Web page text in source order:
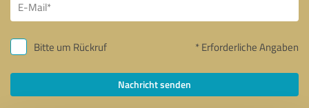
Bitte um Rückruf * Erforderliche Angaben
Nachricht senden